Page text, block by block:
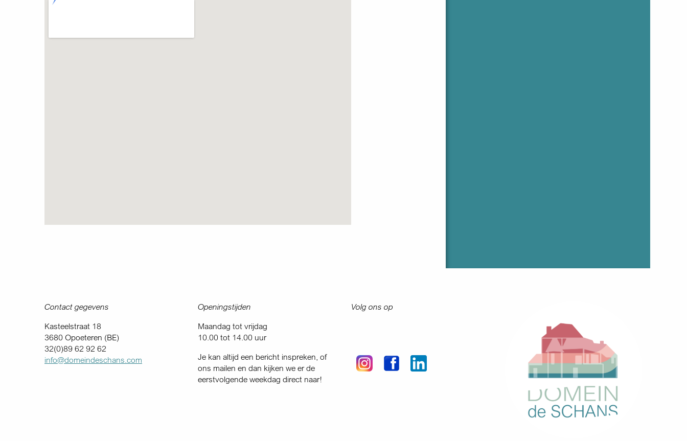
Contact gegevens
Kasteelstraat 18
3680 Opoeteren (BE)
32(0)89 62 92 62
info@domeindeschans.com
Openingstijden
Maandag tot vrijdag
10.00 tot 14.00 uur
Je kan altijd een bericht inspreken, of
ons mailen en dan kijken we er de
eerstvolgende weekdag direct naar!
Volg ons op